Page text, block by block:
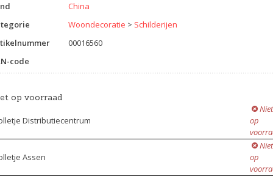
China
Woondecoratie > Schilderijen
00016560
code
op voorraad
Distributiecentrum
Niet
op
Assen
Niet
op